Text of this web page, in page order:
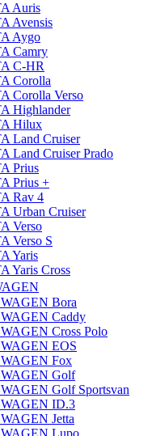
Auris
Avensis
Aygo
Camry
C-HR
Corolla
Corolla Verso
Highlander
Hilux
Land Cruiser
Land Cruiser Prado
Prius
Prius +
Rav 4
Urban Cruiser
Verso
Verso S
Yaris
Yaris Cross
Bora
Caddy
Cross Polo
EOS
Fox
Golf
Golf Sportsvan
ID.3
Jetta
Lupo